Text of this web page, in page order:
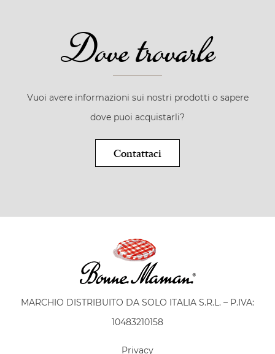
Dove trovarle
Vuoi avere informazioni sui nostri prodotti o sapere
dove puoi acquistarli?
Contattaci
MARCHIO DISTRIBUITO DA SOLO ITALIA S.R.L. – P.IVA:
10483210158
Privacy